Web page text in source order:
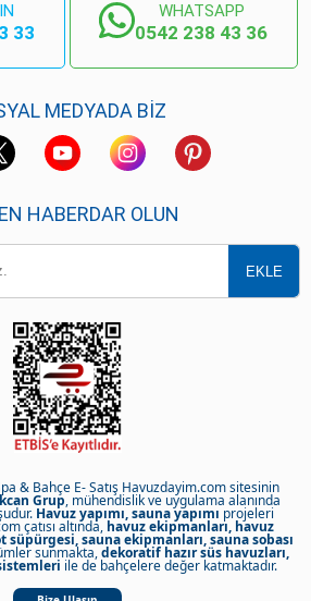
33
WHATSAPP
0542 238 43 36
MEDYADA BİZ
HABERDAR OLUN
& Bahçe E- Satış Havuzdayim.com sitesinin
Grup, mühendislik ve uygulama alanında
Havuz yapımı, sauna yapımı projeleri
çatısı altında, havuz ekipmanları, havuz
süpürgesi, sauna ekipmanları, sauna sobası
sunmakta,dekoratif hazır süs havuzları,
ile de bahçelere değer katmaktadır.